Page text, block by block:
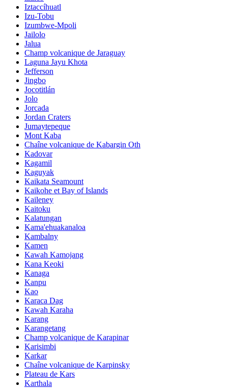
Iztaccíhuatl
Izu-Tobu
Izumbwe-Mpoli
Jailolo
Jalua
Champ volcanique de Jaraguay
Laguna Jayu Khota
Jefferson
Jingbo
Jocotitlán
Jolo
Jorcada
Jordan Craters
Jumaytepeque
Mont Kaba
Chaîne volcanique de Kabargin Oth
Kadovar
Kagamil
Kaguyak
Kaikata Seamount
Kaikohe et Bay of Islands
Kaileney
Kaitoku
Kalatungan
Kama'ehuakanaloa
Kambalny
Kamen
Kawah Kamojang
Kana Keoki
Kanaga
Kanpu
Kao
Karaca Dag
Kawah Karaha
Karang
Karangetang
Champ volcanique de Karapinar
Karisimbi
Karkar
Chaîne volcanique de Karpinsky
Plateau de Kars
Karthala